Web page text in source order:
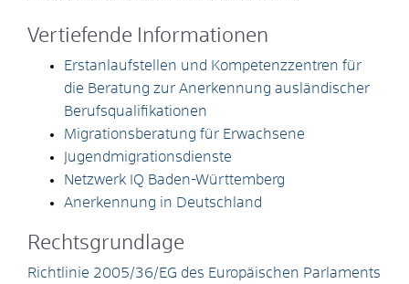
Vertiefende Informationen
Erstanlaufstellen und Kompetenzzentren für
die Beratung zur Anerkennung ausländischer
Berufsqualifikationen
Migrationsberatung für Erwachsene
Jugendmigrationsdienste
Netzwerk IQ Baden-Württemberg
Anerkennung in Deutschland
Rechtsgrundlage
Richtlinie 2005/36/EG des Europäischen Parlaments